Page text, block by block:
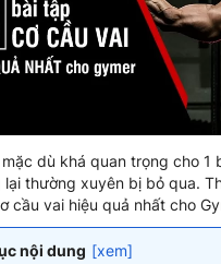
dù khá quan trọng cho 1
lại thường xuyên bị bỏ qua.
cầu vai hiệu quả nhất cho
nội dung [xem]